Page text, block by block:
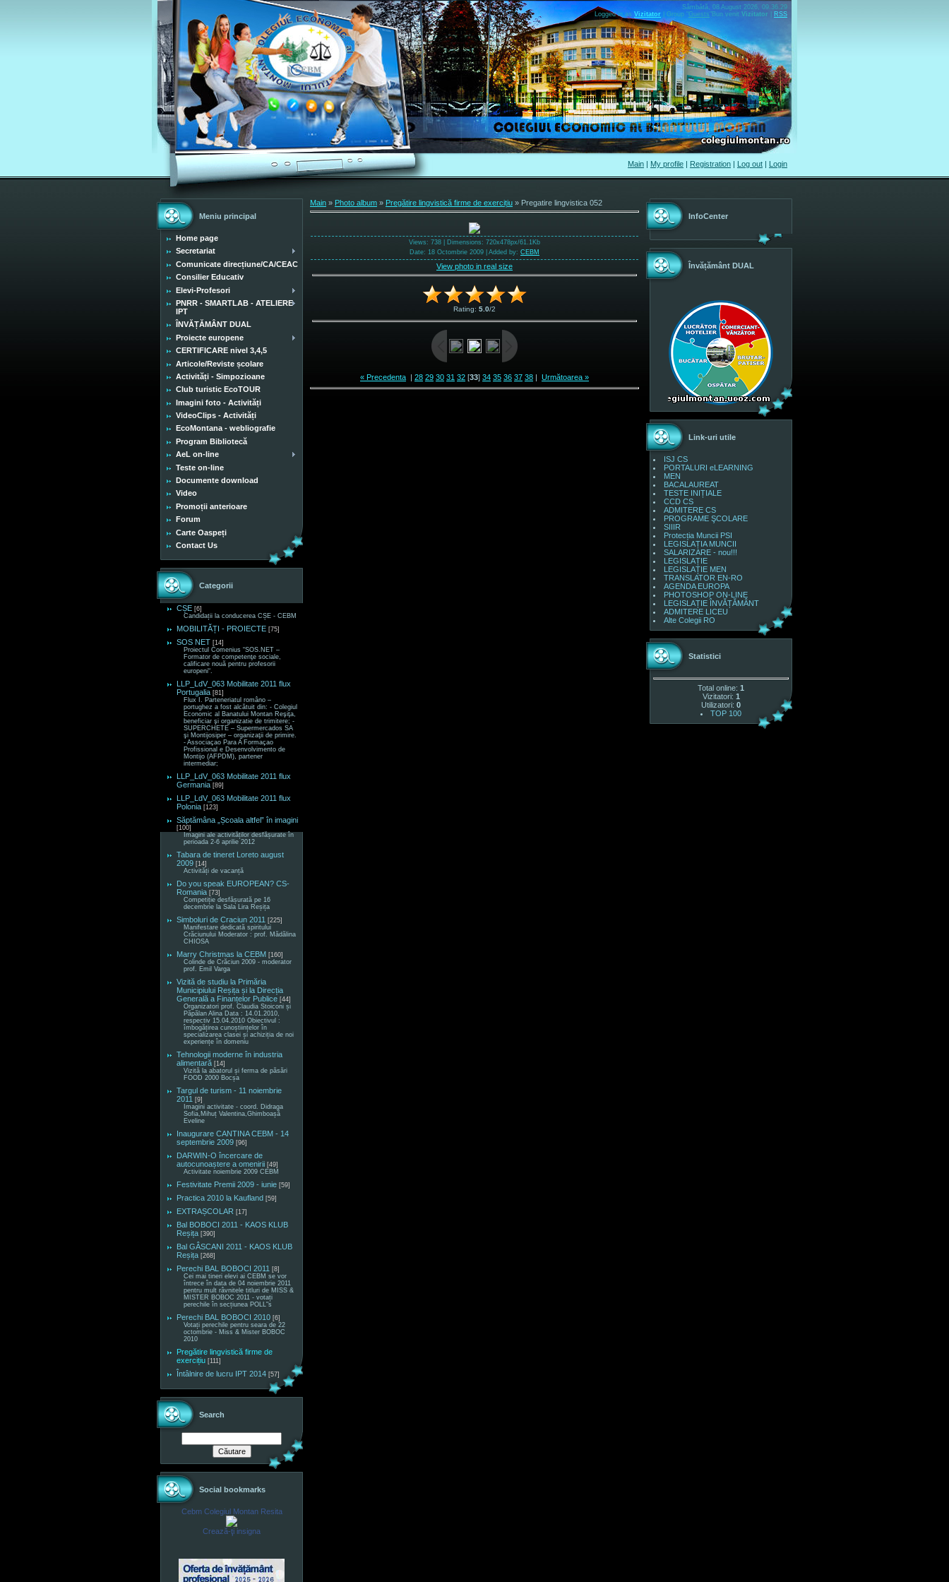
Sâmbătă, 08 August 2026, 09.36.29
Logged in as Vizitator Group "Guests" Bun venit Vizitator RSS
Main | My profile | Registration | Log out | Login
Meniu principal
Home page
Secretariat
Comunicate direcțiune/CA/CEAC
Consilier Educativ
Elevi-Profesori
PNRR - SMARTLAB - ATELIERE
IPT
ÎNVĂȚĂMÂNT DUAL
Proiecte europene
CERTIFICARE nivel 3,4,5
Articole/Reviste școlare
Activități - Simpozioane
Club turistic EcoTOUR
Imagini foto - Activități
VideoClips - Activități
EcoMontana - webliografie
Program Bibliotecă
AeL on-line
Teste on-line
Documente download
Video
Promoții anterioare
Forum
Carte Oaspeți
Contact Us
Categorii
CȘE [6]
Candidații la conducerea CȘE - CEBM
MOBILITĂȚI - PROIECTE [75]
SOS NET [14]
Proiectul Comenius “SOS.NET –
Formator de competenţe sociale,
calificare nouă pentru profesorii
europeni“.
LLP_LdV_063 Mobilitate 2011 flux
Portugalia [81]
Flux I. Parteneriatul româno –
portughez a fost alcătuit din: - Colegiul
Economic al Banatului Montan Reşiţa,
beneficiar şi organizatie de trimitere; -
SUPERCHETE – Supermercados SA
şi Montijosiper – organizaţii de primire.
- Associaçao Para A Formaçao
Profissional e Desenvolvimento de
Montijo (AFPDM), partener
intermediar;
LLP_LdV_063 Mobilitate 2011 flux
Germania [89]
LLP_LdV_063 Mobilitate 2011 flux
Polonia [123]
Săptămâna „Școala altfel” în imagini
[100]
Imagini ale activităților desfășurate în
perioada 2-6 aprilie 2012
Tabara de tineret Loreto august
2009 [14]
Activități de vacanță
Do you speak EUROPEAN? CS-
Romania [73]
Competiție desfășurată pe 16
decembrie la Sala Lira Reșița
Simboluri de Craciun 2011 [225]
Manifestare dedicată spiritului
Crăciunului Moderator : prof. Mădălina
CHIOSA
Marry Christmas la CEBM [160]
Colinde de Crăciun 2009 - moderator
prof. Emil Varga
Vizită de studiu la Primăria
Municipiului Reșița și la Direcția
Generală a Finanțelor Publice [44]
Organizatori prof. Claudia Stoiconi și
Păpălan Alina Data : 14.01.2010,
respectiv 15.04.2010 Obiectivul :
îmbogățirea cunoștiințelor în
specializarea clasei și achiziția de noi
experiențe în domeniu
Tehnologii moderne în industria
alimentară [14]
Vizită la abatorul și ferma de păsări
FOOD 2000 Bocșa
Targul de turism - 11 noiembrie
2011 [9]
Imagini activitate - coord. Didraga
Sofia,Mihuț Valentina,Ghimboașă
Eveline
Inaugurare CANTINA CEBM - 14
septembrie 2009 [96]
DARWIN-O încercare de
autocunoaștere a omenirii [49]
Activitate noiembrie 2009 CEBM
Festivitate Premii 2009 - iunie [59]
Practica 2010 la Kaufland [59]
EXTRAȘCOLAR [17]
Bal BOBOCI 2011 - KAOS KLUB
Reșița [390]
Bal GÂSCANI 2011 - KAOS KLUB
Reșița [268]
Perechi BAL BOBOCI 2011 [8]
Cei mai tineri elevi ai CEBM se vor
întrece în data de 04 noiembrie 2011
pentru mult râvnitele titluri de MISS &
MISTER BOBOC 2011 - votați
perechile în secțiunea POLL"s
Perechi BAL BOBOCI 2010 [6]
Votați perechile pentru seara de 22
octombrie - Miss & Mister BOBOC
2010
Pregătire lingvistică firme de
exercițiu [111]
Întâlnire de lucru IPT 2014 [57]
Search
Social bookmarks
Cebm Colegiul Montan Resita
Crează-ţi insigna
Main » Photo album » Pregătire lingvistică firme de exercițiu » Pregatire lingvistica 052
Views: 738 | Dimensions: 720x478px/61.1Kb
Date: 18 Octombrie 2009 | Added by: CEBM
View photo in real size
Rating: 5.0/2
« Precedenta | 28 29 30 31 32 [33] 34 35 36 37 38 | Următoarea »
InfoCenter
Învățământ DUAL
Link-uri utile
ISJ CS
PORTALURI eLEARNING
MEN
BACALAUREAT
TESTE INIȚIALE
CCD CS
ADMITERE CS
PROGRAME ŞCOLARE
SIIIR
Protecția Muncii PSI
LEGISLAȚIA MUNCII
SALARIZARE - nou!!!
LEGISLAȚIE
LEGISLAȚIE MEN
TRANSLATOR EN-RO
AGENDA EUROPA
PHOTOSHOP ON-LINE
LEGISLAȚIE ÎNVĂȚĂMÂNT
ADMITERE LICEU
Alte Colegii RO
Statistici
Total online: 1
Vizitatori: 1
Utilizatori: 0
TOP 100